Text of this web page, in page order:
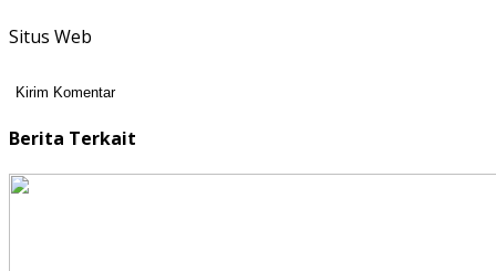
Situs Web
Berita Terkait